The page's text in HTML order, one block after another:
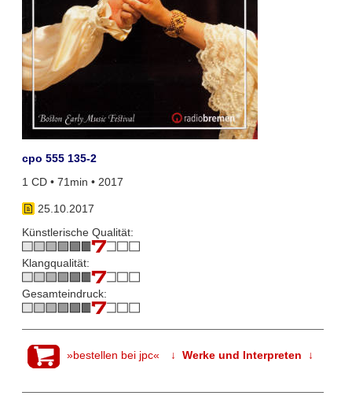
cpo 555 135-2
1 CD • 71min • 2017
25.10.2017
Künstlerische Qualität:
Klangqualität:
Gesamteindruck:
»bestellen bei jpc« ↓ Werke und Interpreten ↓